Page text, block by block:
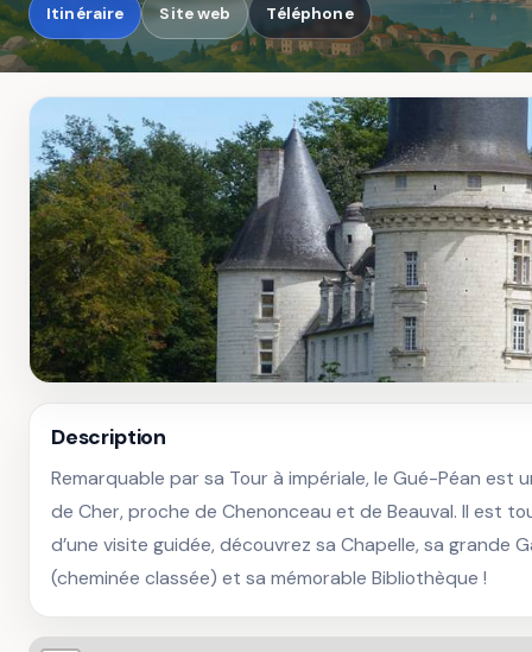
Ouvrir dans Kraaby
4,8 / 5
Itinéraire Site web Téléphone
Description
Remarquable par sa Tour à impériale, le Gué-Péan est
de Cher, proche de Chenonceau et de Beauval. Il est
d’une visite guidée, découvrez sa Chapelle, sa grande
(cheminée classée) et sa mémorable Bibliothèque !